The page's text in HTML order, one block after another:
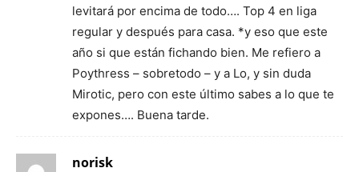
levitará por encima de todo…. Top 4 en liga
regular y después para casa. *y eso que este
año si que están fichando bien. Me refiero a
Poythress – sobretodo – y a Lo, y sin duda
Mirotic, pero con este último sabes a lo que te
expones…. Buena tarde.
norisk